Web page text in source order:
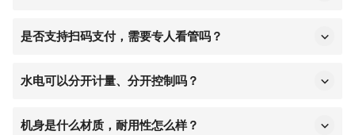
4.功能调试：开启水电，检查出水、供电及按键接口是否
购买的店铺联系客服人员安排处理
天、潮湿环境使用，安全不漏电，适应户外复杂场景。
是否支持扫码支付，需要专人看管吗？
无需人工现场管理。
水电可以分开计量、分开控制吗？
电，计费清晰准确。
机身是什么材质，耐用性怎么样？